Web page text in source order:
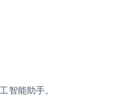
智能助手。